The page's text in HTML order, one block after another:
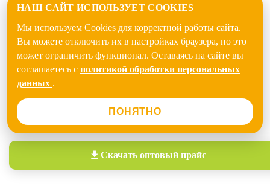
НАШ САЙТ ИСПОЛЬЗУЕТ COOKIES
Мы используем Cookies для корректной работы сайта.
Вы можете отключить их в настройках браузера, но это
может ограничить функционал. Оставаясь на сайте вы
соглашаетесь с политикой обработки персональных
данных .
ПОНЯТНО
Скачать оптовый прайс